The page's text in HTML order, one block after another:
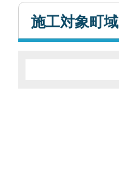
施工対象町域